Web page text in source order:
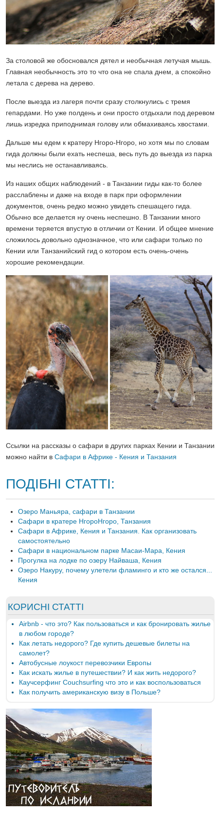
За столовой же обосновался дятел и необычная летучая мышь.
Главная необычность это то что она не спала днем, а спокойно
летала с дерева на дерево.
После выезда из лагеря почти сразу столкнулись с тремя
гепардами. Но уже полдень и они просто отдыхали под деревом
лишь изредка приподнимая голову или обмахиваясь хвостами.
Дальше мы едем к кратеру Нгоро-Нгоро, но хотя мы по словам
гида должны были ехать неспеша, весь путь до выезда из парка
мы неслись не останавливаясь.
Из наших общих наблюдений - в Танзании гиды как-то более
расслаблены и даже на входе в парк при оформлении
документов, очень редко можно увидеть спешащего гида.
Обычно все делается ну очень неспешно. В Танзании много
времени теряется впустую в отличии от Кении. И общее мнение
сложилось довольно однозначное, что или сафари только по
Кении или Танзанийский гид о котором есть очень-очень
хорошие рекомендации.
Ссылки на рассказы о сафари в других парках Кении и Танзании
можно найти в Сафари в Африке - Кения и Танзания
ПОДІБНІ СТАТТІ:
Озеро Маньяра, сафари в Танзании
Сафари в кратере НгороНгоро, Танзания
Сафари в Африке, Кения и Танзания. Как организовать
самостоятельно
Сафари в национальном парке Масаи-Мара, Кения
Прогулка на лодке по озеру Найваша, Кения
Озеро Накуру, почему улетели фламинго и кто же остался...
Кения
КОРИСНІ СТАТТІ
Airbnb - что это? Как пользоваться и как бронировать жилье
в любом городе?
Как летать недорого? Где купить дешевые билеты на
самолет?
Автобусные лоукост перевозчики Европы
Как искать жилье в путешествии? И как жить недорого?
Каучсерфинг Couchsurfing что это и как воспользоваться
Как получить американскую визу в Польше?